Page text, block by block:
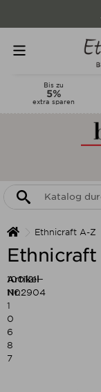
Bis zu
5%
extra sparen
Ethnicraft A-Z
Ethnicraft
Artikel-
Nr.:
1
0
6
8
7
100121-
1102904